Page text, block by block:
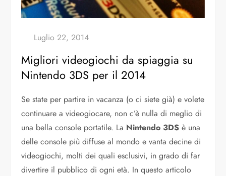
Migliori videogiochi da spiaggia su
Nintendo 3DS per il 2014
Se state per partire in vacanza (o ci siete già) e volete
continuare a videogiocare, non c’è nulla di meglio di
una bella console portatile. La Nintendo 3DS è una
delle console più diffuse al mondo e vanta decine di
videogiochi, molti dei quali esclusivi, in grado di far
divertire il pubblico di ogni età. In questo articolo